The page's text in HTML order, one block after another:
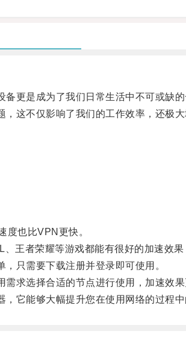
更是成为了我们日常生活中不可或缺的
不仅影响了我们的工作效率，还极大
也比VPN更快。
者荣耀等游戏都能有很好的加速效果
只需要下载注册并登录即可使用。
求选择合适的节点进行使用，加速效果
能够大幅提升您在使用网络的过程中